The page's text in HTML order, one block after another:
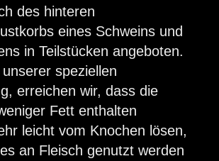
des hinteren
eines Schweins und
in Teilstücken angeboten.
speziellen
erreichen wir, dass die
Fett enthalten
leicht vom Knochen lösen,
an Fleisch genutzt werden